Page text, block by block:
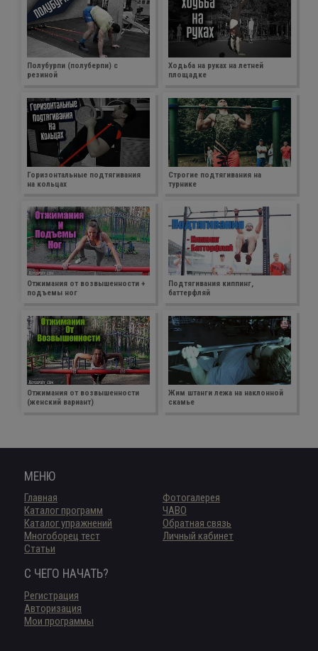
Полубурпи (полуберпи) с
резиной
Ходьба на руках на летней
площадке
Горизонтальные подтягивания
на кольцах
Строгие подтягивания на
турнике
Отжимания от возвышенности +
подъемы ног
Подтягивания киппинг,
баттерфляй
Отжимания от возвышенности
(женский вариант)
Жим штанги лежа на наклонной
скамье
МЕНЮ
Главная
Каталог программ
Каталог упражнений
Многоборец тест
Статьи
Фотогалерея
ЧАВО
Обратная связь
Личный кабинет
С ЧЕГО НАЧАТЬ?
Регистрация
Авторизация
Мои программы